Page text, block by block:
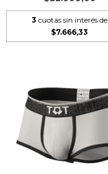
3 cuotas sin interés de
$7.666,33